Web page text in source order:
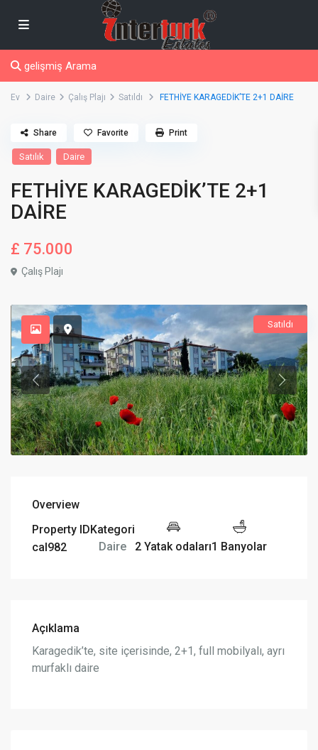
gelişmiş Arama
Ev Daire Çalış Plajı Satıldı FETHİYE KARAGEDİK’TE 2+1 DAİRE
Satılık Daire
FETHİYE KARAGEDİK’TE 2+1
DAİRE
£ 75.000
Çalış Plajı
Share Favorite Print
Satıldı
Overview
Property ID
cal982
Kategori
Daire
2 Yatak odaları1 Banyolar
Açıklama
Karagedik’te, site içerisinde, 2+1, full mobilyalı, ayrı
murfaklı daire